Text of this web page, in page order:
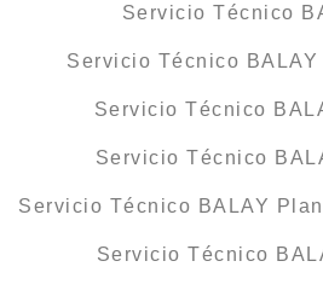
Servicio Técnico
Servicio Técnico
Servicio Técnico
Servicio Técnico
Servicio Técnico BALAY
Servicio Técnico